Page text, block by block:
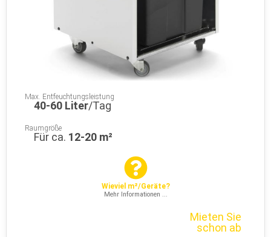
Max. Entfeuchtungsleistung
40-60 Liter/Tag
Raumgröße
Für ca. 12-20 m²
Wieviel m²/Geräte?
Mehr Informationen ...
Mieten Sie
schon ab